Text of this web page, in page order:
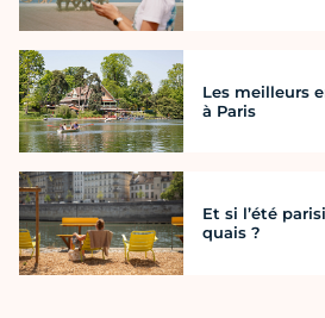
Les meilleurs
à Paris
Et si l’été
quais ?